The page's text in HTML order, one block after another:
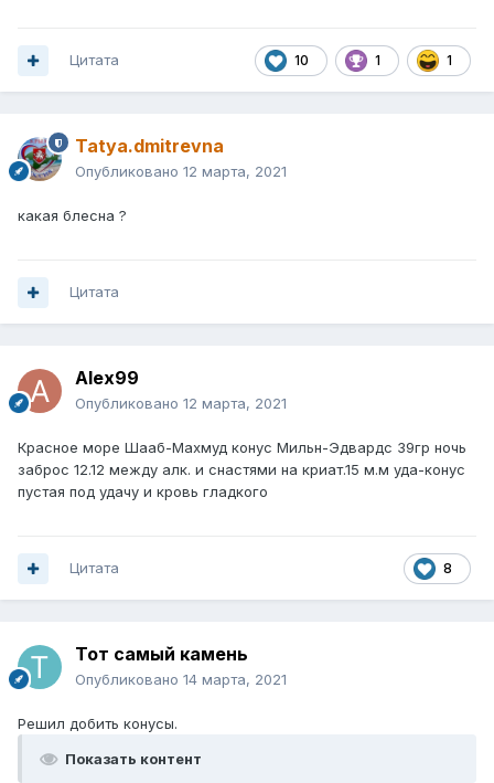
10 1 1
Цитата
Tatya.dmitrevna
Опубликовано 12 марта, 2021
какая блесна ?
Цитата
Alex99
Опубликовано 12 марта, 2021
Красное море Шааб-Махмуд конус Мильн-Эдвардс 39гр ночь
заброс 12.12 между алк. и снастями на криат.15 м.м уда-конус
пустая под удачу и кровь гладкого
8
Цитата
Тот самый камень
Опубликовано 14 марта, 2021
Решил добить конусы.
Показать контент